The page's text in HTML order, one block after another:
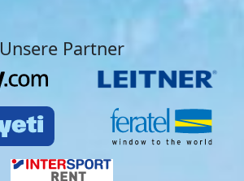
Unsere Partner